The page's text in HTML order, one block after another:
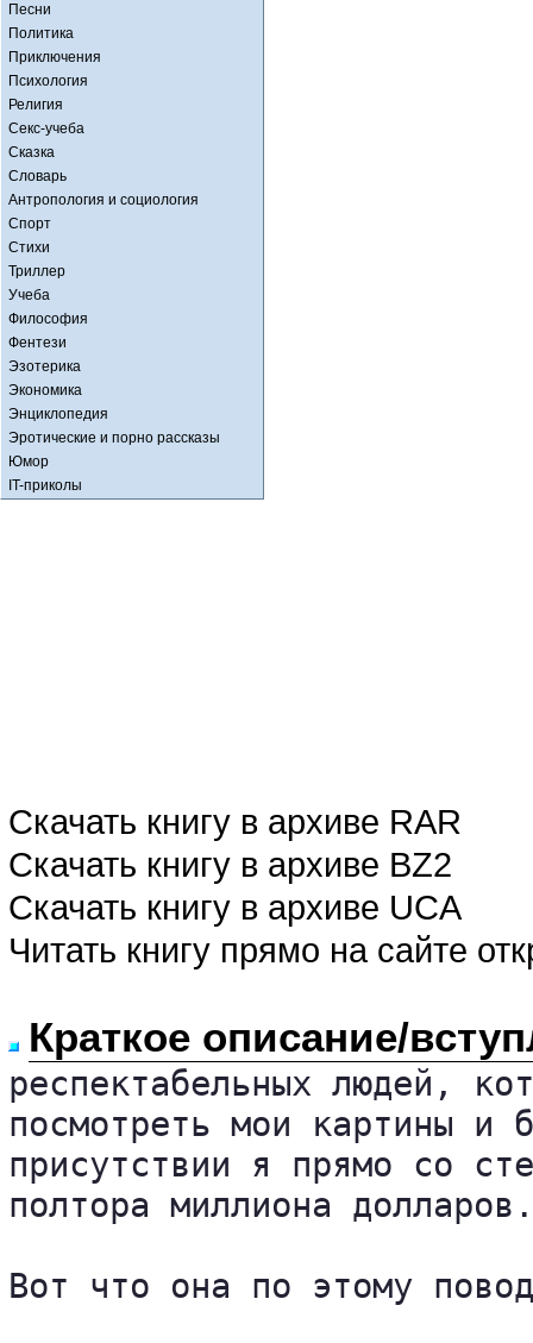
Песни
Политика
Приключения
Психология
Религия
Секс-учеба
Сказка
Словарь
Антропология и социология
Спорт
Стихи
Триллер
Учеба
Философия
Фентези
Эзотерика
Экономика
Энциклопедия
Эротические и порно рассказы
Юмор
IT-приколы
Скачать книгу в архиве RAR
Скачать книгу в архиве BZ2
Скачать книгу в архиве UCA
Читать книгу прямо на сайте
Краткое описание/
респектабельных людей,
посмотреть мои картины
присутствии я прямо со
полтора миллиона долларов.
Вот что она по этому